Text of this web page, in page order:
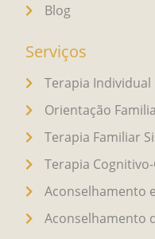
Blog
Serviços
Terapia Individual
Orientação
Terapia Familiar
Terapia
Aconselhamento
Aconselhamento